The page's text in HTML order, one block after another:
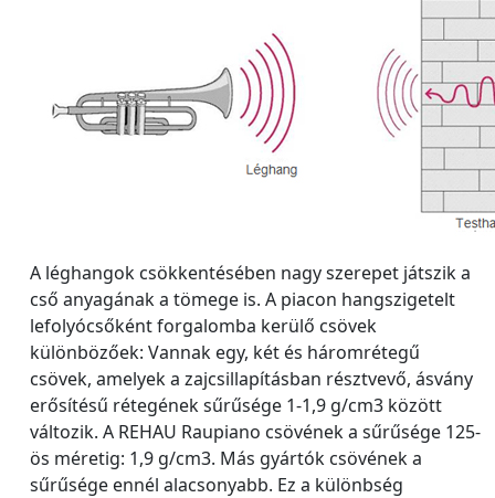
A léghangok csökkentésében nagy szerepet játszik a
cső anyagának a tömege is. A piacon hangszigetelt
lefolyócsőként forgalomba kerülő csövek
különbözőek: Vannak egy, két és háromrétegű
csövek, amelyek a zajcsillapításban résztvevő, ásvány
erősítésű rétegének sűrűsége 1-1,9 g/cm3 között
változik. A REHAU Raupiano csövének a sűrűsége 125-
ös méretig: 1,9 g/cm3. Más gyártók csövének a
sűrűsége ennél alacsonyabb. Ez a különbség